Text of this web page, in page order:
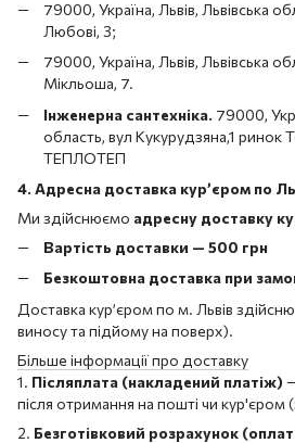
79000, Україна, Львів, Львівська
Любові, 3;
79000, Україна, Львів, Львівська
Мікльоша, 7.
Інженерна сантехніка. 79000,
область, вул Кукурудзяна,1 ринок
ТЕПЛОТЕП
4. Адресна доставка кур’єром по
Ми здійснюємо адресну доставку
Вартість доставки — 500 грн
Безкоштовна доставка при
Доставка кур’єром по м. Львів
виносу та підйому на поверх).
Більше інформації про доставку
1. Післяплата (накладений платіж)
після отримання на пошті чи
2. Безготівковий розрахунок